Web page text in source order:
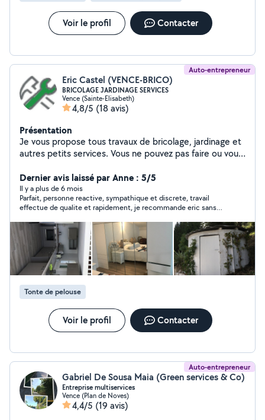
Voir le profil Contacter
Auto-entrepreneur
Eric Castel (VENCE-BRICO)
BRICOLAGE JARDINAGE SERVICES
Vence (Sainte-Elisabeth)
4,8/5 (18 avis)
Présentation
Je vous propose tous travaux de bricolage, jardinage et
autres petits services. Vous ne pouvez pas faire ou vous
Dernier avis laissé par Anne : 5/5
Il y a plus de 6 mois
Parfait, personne reactive, sympathique et discrete, travail
effectue de qualite et rapidement, je recommande eric sans
Tonte de pelouse
Voir le profil Contacter
Auto-entrepreneur
Gabriel De Sousa Maia (Green services & Co)
Entreprise multiservices
Vence (Plan de Noves)
4,4/5 (19 avis)